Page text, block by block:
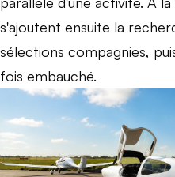
s'ajoutent ensuite la
sélections compagnies,
fois embauché.